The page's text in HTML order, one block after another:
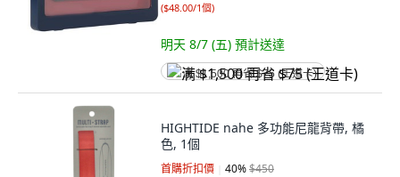
($48.00/1個)
明天 8/7 (五) 預計送達
满 $1,500 再省 $75 (王道卡)
HIGHTIDE nahe 多功能尼龍背帶, 橘
色, 1個
首購折扣價 40%$450